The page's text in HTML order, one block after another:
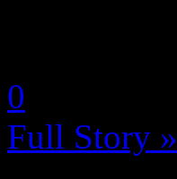
0
Full Story »